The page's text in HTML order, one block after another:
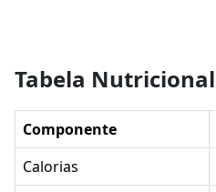
Tabela Nutricional
Componente
Calorias